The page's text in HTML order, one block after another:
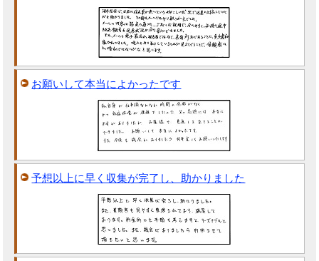
お願いして本当によかったです
予想以上に早く収集が完了し、助かりました